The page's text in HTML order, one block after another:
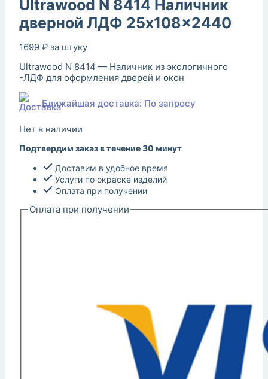
Ultrawood N 8414 Наличник
дверной ЛДФ 25x108x2440
1699 ₽ за штуку
Ultrawood N 8414 — Наличник из экологичного
-ЛДФ для оформления дверей и окон
Ближайшая доставка: По запросу
Нет в наличии
Подтвердим заказ в течение 30 минут
Доставим в удобное время
Услуги по окраске изделий
Оплата при получении
Оплата при получении